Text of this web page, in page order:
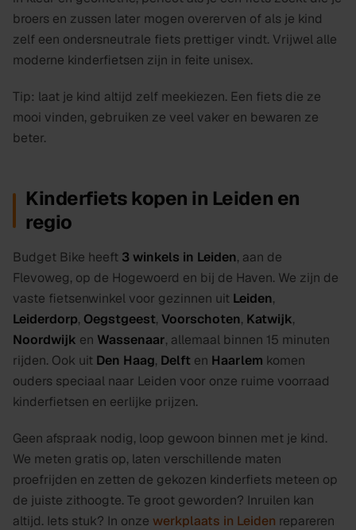
broers en zussen later mogen overerven of als je kind
zelf een ondersneutrale fiets prettiger vindt. Vrijwel alle
moderne kinderfietsen zijn in feite unisex.
Tip: laat je kind altijd zelf meekiezen. Een fiets die ze
mooi vinden, gebruiken ze veel vaker en bewaren ze
beter.
Kinderfiets kopen in Leiden en
regio
Budget Bike heeft 3 winkels in Leiden, aan de
Flevoweg, op de Hogewoerd en bij de Haven. We zijn de
vaste fietsenwinkel voor gezinnen uit Leiden,
Leiderdorp, Oegstgeest, Voorschoten, Katwijk,
Noordwijk en Wassenaar, allemaal binnen 15 minuten
rijden. Ook uit Den Haag, Delft en Haarlem komen
ouders speciaal naar Leiden voor onze ruime voorraad
kinderfietsen en eerlijke prijzen.
Geen afspraak nodig, loop gewoon binnen met je kind.
We meten gratis op, laten verschillende maten
proefrijden en zetten de gekozen kinderfiets meteen op
de juiste zithoogte. Te groot geworden? Inruilen kan
altijd. Iets stuk? In onze werkplaats in Leiden repareren